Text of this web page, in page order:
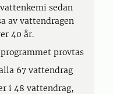
sedan
av vattendragen
40 år.
provtas
67 vattendrag
i 48 vattendrag,